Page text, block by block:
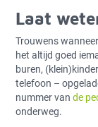
Laat
Trouwens
het altijd goed
buren,
telefoon –
nummer vande
onderweg.